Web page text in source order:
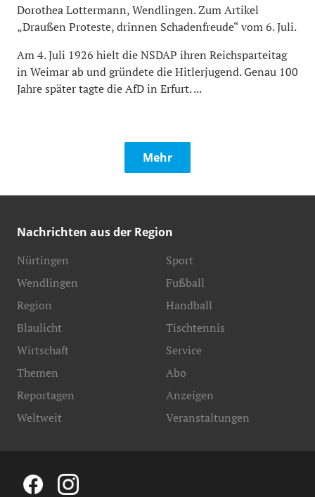
Dorothea Lottermann, Wendlingen. Zum Artikel
„Draußen Proteste, drinnen Schadenfreude“ vom 6. Juli.
Am 4. Juli 1926 hielt die NSDAP ihren Reichsparteitag
in Weimar ab und gründete die Hitlerjugend. Genau 100
Jahre später tagte die AfD in Erfurt. ...
Mehr
Nachrichten aus der Region
Nürtingen
Wendlingen
Region
Blaulicht
Sport
Fußball
Handball
Tischtennis
Wirtschaft
Themen
Reportagen
Weltweit
Service
Abo
Anzeigen
Veranstaltungen